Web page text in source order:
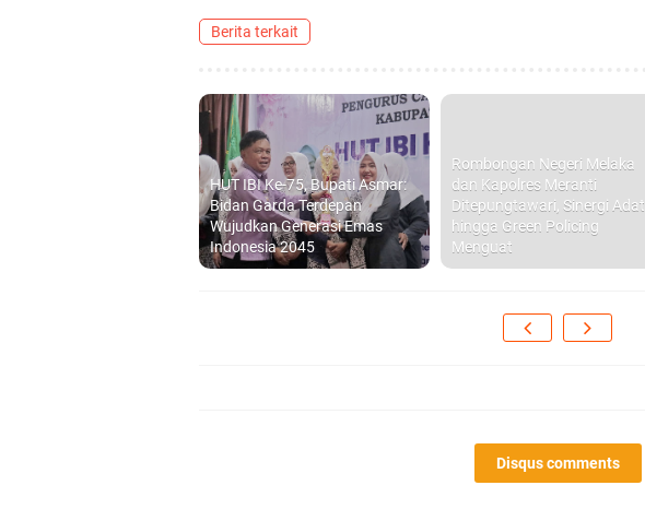
Berita terkait
HUT IBI Ke-75, Bupati Asmar:
Bidan Garda Terdepan
Wujudkan Generasi Emas
Indonesia 2045
Rombongan Negeri Melaka
dan Kapolres Meranti
Ditepungtawari, Sinergi Adat
hingga Green Policing
Menguat
Disqus comments